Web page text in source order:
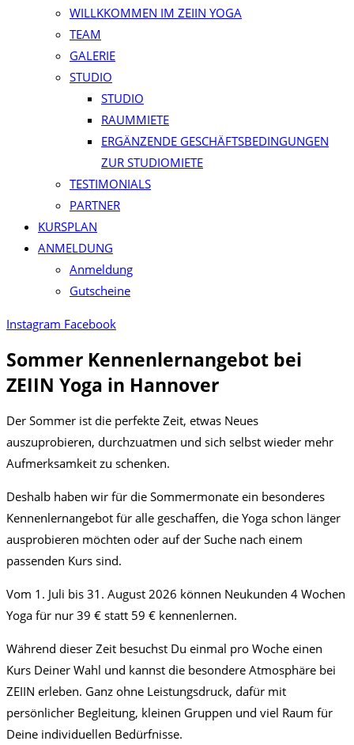
WILLKKOMMEN IM ZEIIN YOGA
TEAM
GALERIE
STUDIO
STUDIO
RAUMMIETE
ERGÄNZENDE GESCHÄFTSBEDINGUNGEN
ZUR STUDIOMIETE
TESTIMONIALS
PARTNER
KURSPLAN​
ANMELDUNG
Anmeldung
Gutscheine
Instagram Facebook
Sommer Kennenlernangebot bei
ZEIIN Yoga in Hannover
Der Sommer ist die perfekte Zeit, etwas Neues
auszuprobieren, durchzuatmen und sich selbst wieder mehr
Aufmerksamkeit zu schenken.
Deshalb haben wir für die Sommermonate ein besonderes
Kennenlernangebot für alle geschaffen, die Yoga schon länger
ausprobieren möchten oder auf der Suche nach einem
passenden Kurs sind.
Vom 1. Juli bis 31. August 2026 können Neukunden 4 Wochen
Yoga für nur 39 € statt 59 € kennenlernen.
Während dieser Zeit besuchst Du einmal pro Woche einen
Kurs Deiner Wahl und kannst die besondere Atmosphäre bei
ZEIIN erleben. Ganz ohne Leistungsdruck, dafür mit
persönlicher Begleitung, kleinen Gruppen und viel Raum für
Deine individuellen Bedürfnisse.